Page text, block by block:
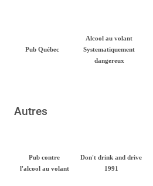
Pub Québec
Alcool au volant
Systematiquement
dangereux
Autres
Pub contre
l'alcool au volant
Don't drink and drive
1991